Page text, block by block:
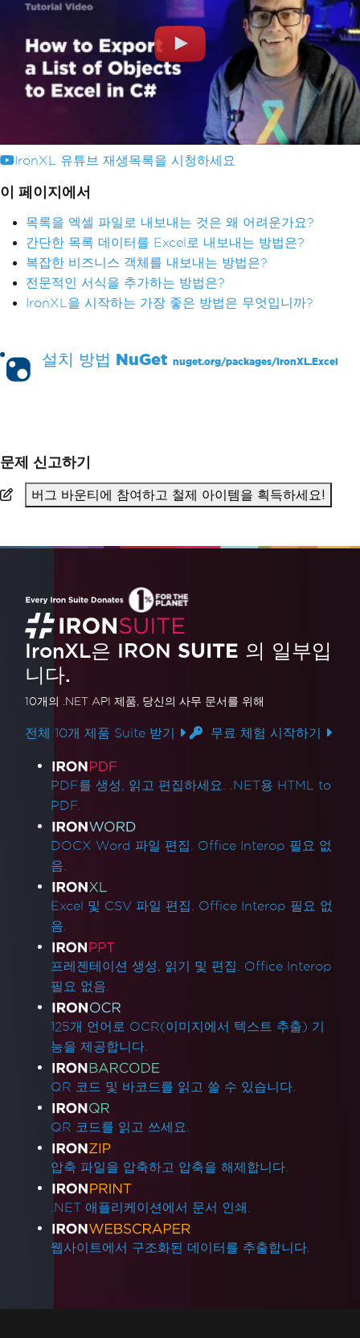
IronXL 유튜브 재생목록을 시청하세요
이 페이지에서
목록을 엑셀 파일로 내보내는 것은 왜 어려운가요?
간단한 목록 데이터를 Excel로 내보내는 방법은?
복잡한 비즈니스 객체를 내보내는 방법은?
전문적인 서식을 추가하는 방법은?
IronXL을 시작하는 가장 좋은 방법은 무엇입니까?
설치 방법 NuGet nuget.org/packages/IronXL.Excel
문제 신고하기
버그 바운티에 참여하고 철제 아이템을 획득하세요!
IronXL은 IRON SUITE 의 일부입
니다.
10개의 .NET API 제품, 당신의 사무 문서를 위해
전체 10개 제품 Suite 받기 무료 체험 시작하기
제품 링크
PDF를 생성, 읽고 편집하세요. .NET용 HTML to
PDF.
DOCX Word 파일 편집. Office Interop 필요 없
음.
Excel 및 CSV 파일 편집. Office Interop 필요 없
음.
프레젠테이션 생성, 읽기 및 편집. Office Interop
필요 없음.
125개 언어로 OCR(이미지에서 텍스트 추출) 기
능을 제공합니다.
QR 코드 및 바코드를 읽고 쓸 수 있습니다.
QR 코드를 읽고 쓰세요.
압축 파일을 압축하고 압축을 해제합니다.
.NET 애플리케이션에서 문서 인쇄.
웹사이트에서 구조화된 데이터를 추출합니다.